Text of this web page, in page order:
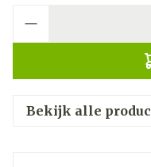
Bekijk alle